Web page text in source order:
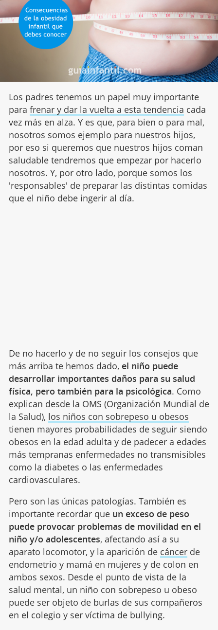
Los padres tenemos un papel muy importante
para frenar y dar la vuelta a esta tendencia cada
vez más en alza. Y es que, para bien o para mal,
nosotros somos ejemplo para nuestros hijos,
por eso si queremos que nuestros hijos coman
saludable tendremos que empezar por hacerlo
nosotros. Y, por otro lado, porque somos los
'responsables' de preparar las distintas comidas
que el niño debe ingerir al día.
De no hacerlo y de no seguir los consejos que
más arriba te hemos dado, el niño puede
desarrollar importantes daños para su salud
física, pero también para la psicológica. Como
explican desde la OMS (Organización Mundial de
la Salud), los niños con sobrepeso u obesos
tienen mayores probabilidades de seguir siendo
obesos en la edad adulta y de padecer a edades
más tempranas enfermedades no transmisibles
como la diabetes o las enfermedades
cardiovasculares.
Pero son las únicas patologías. También es
importante recordar que un exceso de peso
puede provocar problemas de movilidad en el
niño y/o adolescentes, afectando así a su
aparato locomotor, y la aparición de cáncerde
endometrio y mamá en mujeres y de colon en
ambos sexos. Desde el punto de vista de la
salud mental, un niño con sobrepeso u obeso
puede ser objeto de burlas de sus compañeros
en el colegio y ser víctima de bullying.